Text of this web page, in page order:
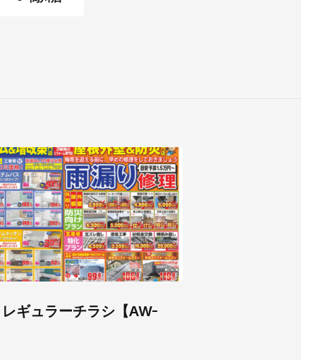
ギュラーチラシ【AW-